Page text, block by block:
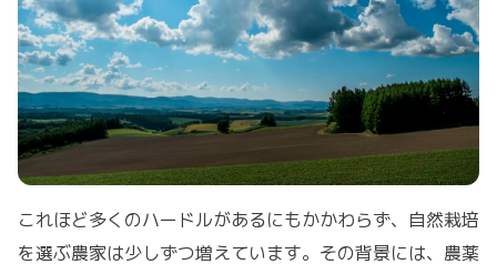
これほど多くのハードルがあるにもかかわらず、自然栽培
を選ぶ農家は少しずつ増えています。その背景には、農薬